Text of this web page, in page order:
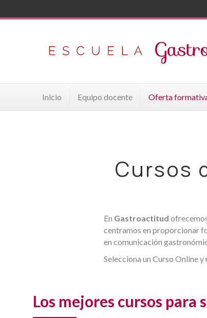
Inicio Equipo docente Oferta
Cursos
En Gastroactitud
centramos en proporcionar
en comunicación
Selecciona un Curso Online
Los mejores cursos para